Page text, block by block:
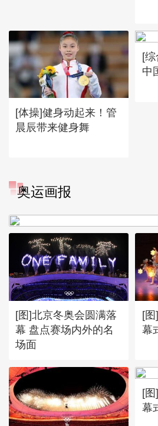
[体操]健身动起来！管
晨辰带来健身舞
[
中
奥运画报
[图]冬奥会冬残奥会表彰大会
[图]北京冬奥会圆满落
幕 盘点赛场内外的名
场面
[
幕
[
幕